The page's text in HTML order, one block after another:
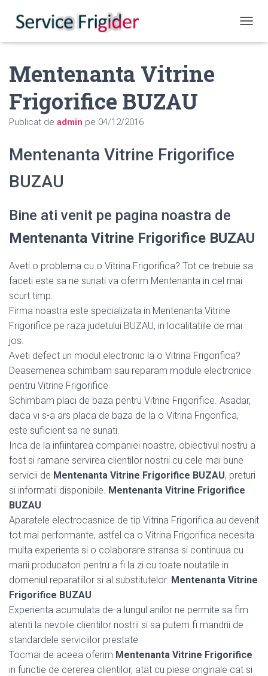
Mentenanta Vitrine
Frigorifice BUZAU
Publicat de admin pe 04/12/2016
Mentenanta Vitrine Frigorifice
BUZAU
Bine ati venit pe pagina noastra de
Mentenanta Vitrine Frigorifice BUZAU
Aveti o problema cu o Vitrina Frigorifica? Tot ce trebuie sa
faceti este sa ne sunati va oferim Mentenanta in cel mai
scurt timp.
Firma noastra este specializata in Mentenanta Vitrine
Frigorifice pe raza judetului BUZAU, in localitatiile de mai
jos.
Aveti defect un modul electronic la o Vitrina Frigorifica?
Deasemenea schimbam sau reparam module electronice
pentru Vitrine Frigorifice
Schimbam placi de baza pentru Vitrine Frigorifice. Asadar,
daca vi s-a ars placa de baza de la o Vitrina Frigorifica,
este suficient sa ne sunati.
Inca de la infiintarea companiei noastre, obiectivul nostru a
fost si ramane servirea clientilor nostrii cu cele mai bune
servicii de Mentenanta Vitrine Frigorifice BUZAU, preturi
si informatii disponibile. Mentenanta Vitrine Frigorifice
BUZAU
Aparatele electrocasnice de tip Vitrina Frigorifica au devenit
tot mai performante, astfel ca o Vitrina Frigorifica necesita
multa experienta si o colaborare stransa si continuua cu
marii producatori pentru a fi la zi cu toate noutatile in
domeniul reparatiilor si al substitutelor. Mentenanta Vitrine
Frigorifice BUZAU
Experienta acumulata de-a lungul anilor ne permite sa fim
atenti la nevoile clientilor nostrii si sa putem fi mandrii de
standardele serviciilor prestate.
Tocmai de aceea oferim Mentenanta Vitrine Frigorifice
in functie de cererea clientilor, atat cu piese originale cat si